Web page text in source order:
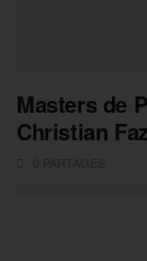
Masters de
Christian